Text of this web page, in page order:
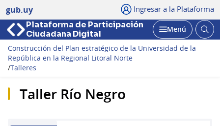
gub.uy Ingresar a la Plataforma
Plataforma de Participación
Ciudadana Digital
Abrir
Menú
Construcción del Plan estratégico de la Universidad de la
República en la Regional Litoral Norte
/Talleres
Taller Río Negro